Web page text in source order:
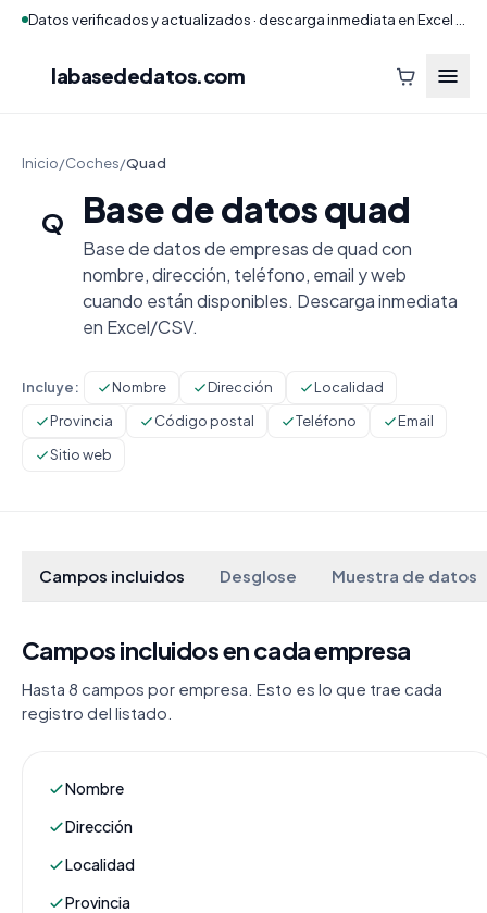
labasededatos.com
Inicio/Coches/Quad
Q Base de datos quad
Base de datos de empresas de quad con
nombre, dirección, teléfono, email y web
cuando están disponibles. Descarga inmediata
en Excel/CSV.
Incluye: Nombre Dirección
Localidad
Provincia
Código postal Teléfono
Email
Sitio web
Campos incluidos Desglose Muestra de datos
Campos incluidos en cada empresa
Hasta 8 campos por empresa. Esto es lo que trae cada
registro del listado.
Nombre
Dirección
Localidad
Provincia